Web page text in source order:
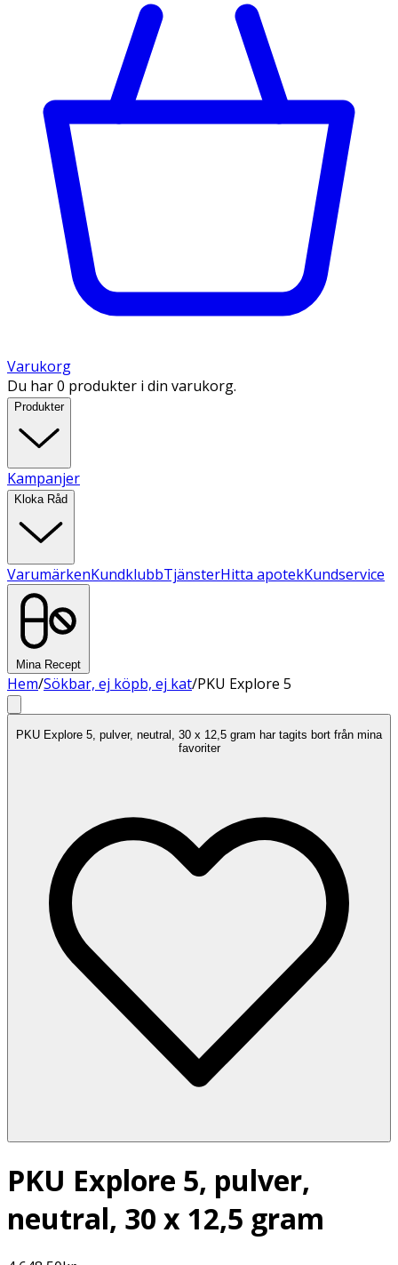
Varukorg
Du har 0 produkter i din varukorg.
Produkter
Kampanjer
Kloka Råd
VarumärkenKundklubbTjänsterHitta apotekKundservice
Mina Recept
Hem/Sökbar, ej köpb, ej kat/PKU Explore 5
PKU Explore 5, pulver, neutral, 30 x 12,5 gram har tagits bort från mina
favoriter
PKU Explore 5, pulver,
neutral, 30 x 12,5 gram